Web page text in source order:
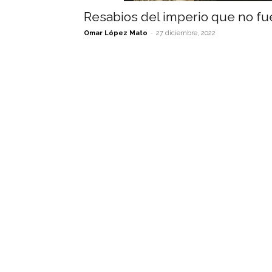
Resabios del imperio que no
Omar López Mato - 27 diciembre, 2022